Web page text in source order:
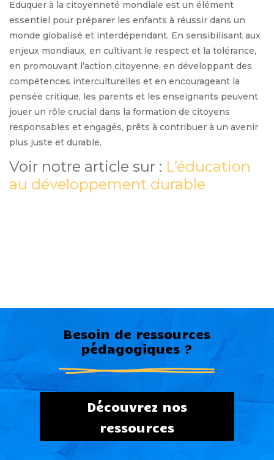
V
i
d
e
o
Eduquer à la citoyenneté mondiale est un élément
essentiel pour préparer les enfants à réussir dans un
monde globalisé et interdépendant. En sensibilisant aux
enjeux mondiaux, en cultivant le respect et la tolérance,
en promouvant l’action citoyenne, en développant des
compétences interculturelles et en encourageant la
pensée critique, les parents et les enseignants peuvent
jouer un rôle crucial dans la formation de citoyens
responsables et engagés, prêts à contribuer à un avenir
plus juste et durable.
Voir notre article sur : L’éducation
au développement durable
Besoin de ressources
pédagogiques ?
Découvrez nos
ressources